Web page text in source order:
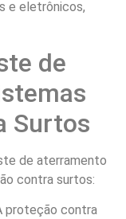
e eletrônicos,
de
Surtos
de aterramento
contra surtos:
proteção contra